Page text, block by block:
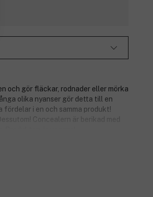
och gör fläckar, rodnader eller mörka
olika nyanser gör detta till en
i en och samma produkt!
Concealern är berikad med
som kan användas både